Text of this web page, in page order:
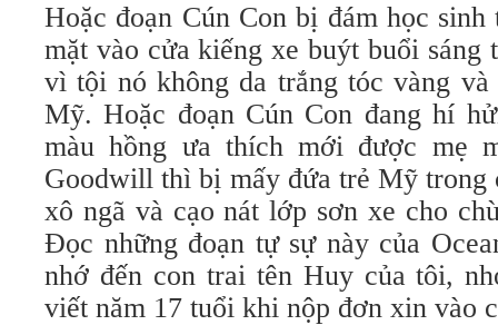
Hoặc đoạn Cún Con bị đám học
mặt vào cửa kiếng xe buýt buổi sáng
vì tội nó không da trắng tóc vàng
Mỹ. Hoặc đoạn Cún Con đang hí
màu hồng ưa thích mới được mẹ
Goodwill thì bị mấy đứa trẻ Mỹ trong
xô ngã và cạo nát lớp sơn xe cho
Đọc những đoạn tự sự này của
nhớ đến con trai tên Huy của tôi,
viết năm 17 tuổi khi nộp đơn xin vào